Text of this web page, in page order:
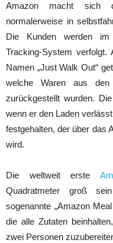
Amazon macht sich
normalerweise in
Die Kunden werden im
Tracking-System verfolgt.
Namen „Just Walk Out“
welche Waren aus
zurückgestellt wurden.
wenn er den Laden
festgehalten, der über das
wird.
Die weltweit erste
Quadratmeter groß
sogenannte „Amazon
die alle Zutaten
zwei Personen